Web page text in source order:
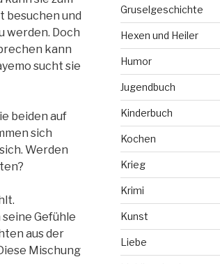
besuchen und
werden. Doch
kann
sucht sie
beiden auf
sich
Werden
Gefühle
aus der
Mischung
Gruselgeschichte
Hexen und Heiler
Humor
Jugendbuch
Kinderbuch
Kochen
Krieg
Krimi
Kunst
Liebe